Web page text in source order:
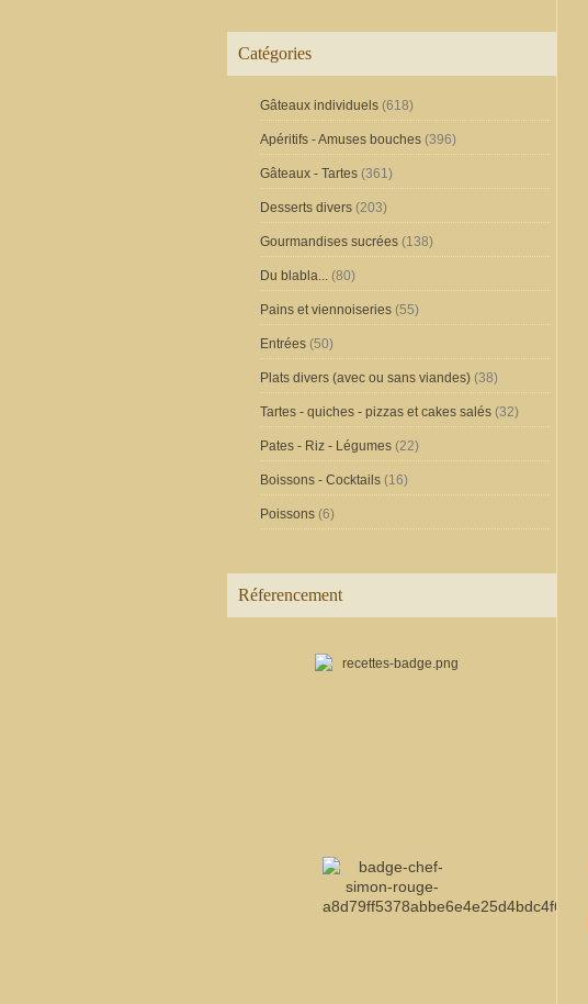
Catégories
Gâteaux individuels (618)
Apéritifs - Amuses bouches (396)
Gâteaux - Tartes (361)
Desserts divers (203)
Gourmandises sucrées (138)
Du blabla... (80)
Pains et viennoiseries (55)
Entrées (50)
Plats divers (avec ou sans viandes) (38)
Tartes - quiches - pizzas et cakes salés (32)
Pates - Riz - Légumes (22)
Boissons - Cocktails (16)
Poissons (6)
Réferencement